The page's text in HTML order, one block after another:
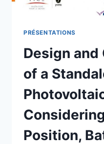
PRÉSENTATIONS
Design
of a
Position,